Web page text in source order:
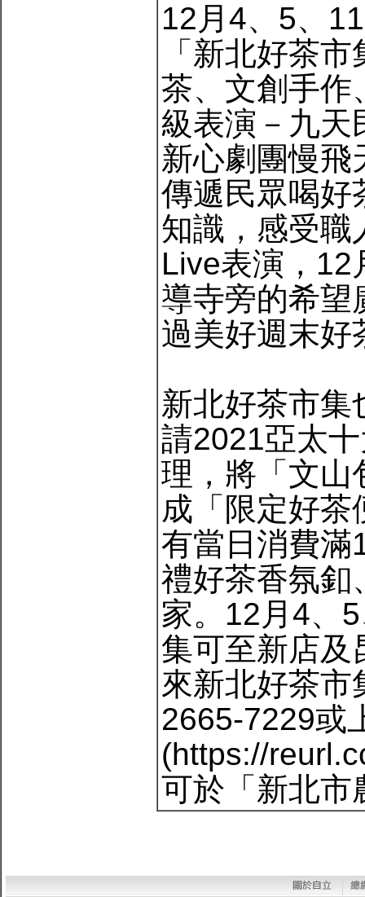
12月4、5、
「新北好茶
茶、文創手作
級表演－九天
新心劇團慢飛
傳遞民眾喝好
知識，感受職
Live表演，12
導寺旁的希望
過美好週末好
新北好茶市集
請2021亞太
理，將「文山
成「限定好茶
有當日消費滿
禮好茶香氛釦
家。12月4、
集可至新店及
來新北好茶市
2665-7229或
(https://
可於「新北市